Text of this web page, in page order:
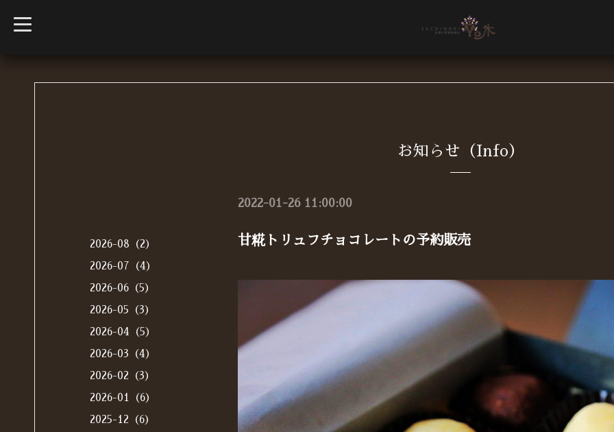
t
o
お知らせ（Info）
2022-01-26 11:00:00
甘糀トリュフチョコレートの予約販売
2026-08（2）
2026-07（4）
2026-06（5）
2026-05（3）
2026-04（5）
2026-03（4）
2026-02（3）
2026-01（6）
2025-12（6）